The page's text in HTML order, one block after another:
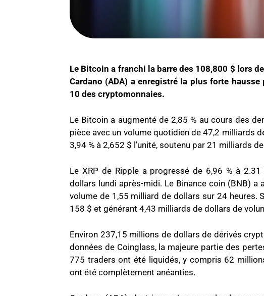
Le Bitcoin a franchi la barre des 108,800 $ lors
Cardano (ADA) a enregistré la plus forte
10 des cryptomonnaies.
Le Bitcoin a augmenté de 2,85 % au cours des
pièce avec un volume quotidien de 47,2 milliards
3,94 % à 2,652 $ l’unité, soutenu par 21 milliards
Le XRP de Ripple a progressé de 6,96 % à
dollars lundi après-midi. Le Binance coin (BNB)
volume de 1,55 milliard de dollars sur 24 heures.
158 $ et générant 4,43 milliards de dollars de
Environ 237,15 millions de dollars de dérivés
données de Coinglass, la majeure partie des
775 traders ont été liquidés, y compris 62
ont été complètement anéanties.